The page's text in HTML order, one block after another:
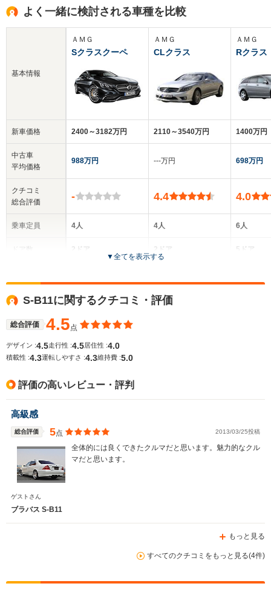
よく一緒に検討される車種を比較
基本情報
新車価格
中古車
平均価格
クチコミ
総合評価
乗車定員
サイズ
(全長x全幅x全高)
WLTCモード
燃費
ＡＭＧ
Sクラスクーペ
2400～3182万円
988万円
-
4人
2ドア
全高
1.92m
5.05m
ＡＭＧ
CLクラス
2110～3540万円
‐‐‐万円
4.4
4人
2ドア
全高
ＡＭＧ
Rクラス
1400万円
698万円
4.0
6人
5ドア
全
6208cc
4WD
▼全てを表示する
S-B11に関するクチコミ・評価
総合評価 4.5点
デザイン :4.5走行性 :4.5 居住性 :4.0
積載性 :4.3運転しやすさ :4.3維持費 :5.0
評価の高いレビュー・評判
高級感
総合評価 5点 2013/03/25投稿
全体的には良くできたクルマだと思います。魅力的なクル
マだと思います。
ゲストさん
ブラバス S-B11
もっと見る
すべてのクチコミをもっと見る(4件)